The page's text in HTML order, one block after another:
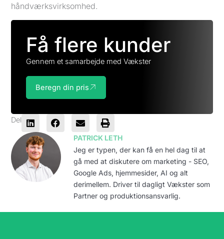
håndværksvirksomhed.
Få flere kunder
Gennem et samarbejde med Vækster
Beregn din pris
Del
PATRICK LETH
Jeg er typen, der kan få en hel dag til at
gå med at diskutere om marketing - SEO,
Google Ads, hjemmesider, AI og alt
derimellem. Driver til dagligt Vækster som
Partner og produktionsansvarlig.